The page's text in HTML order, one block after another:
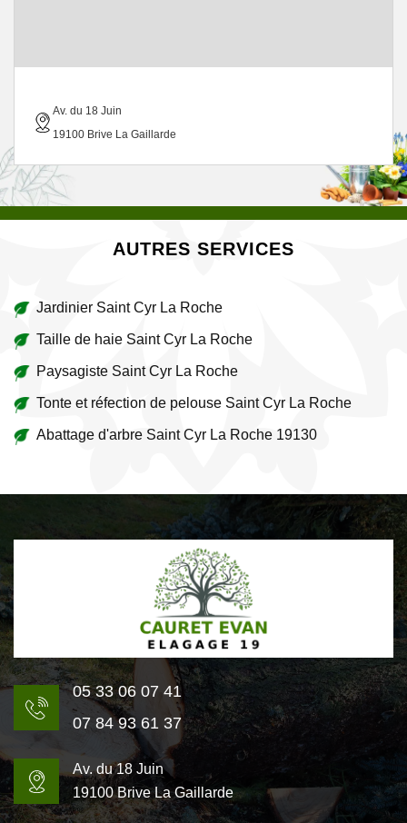
Av. du 18 Juin
19100 Brive La Gaillarde
AUTRES SERVICES
Jardinier Saint Cyr La Roche
Taille de haie Saint Cyr La Roche
Paysagiste Saint Cyr La Roche
Tonte et réfection de pelouse Saint Cyr La Roche
Abattage d'arbre Saint Cyr La Roche 19130
05 33 06 07 41
07 84 93 61 37
Av. du 18 Juin
19100 Brive La Gaillarde